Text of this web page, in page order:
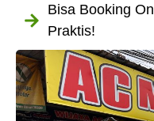
Bisa Booking
Praktis!